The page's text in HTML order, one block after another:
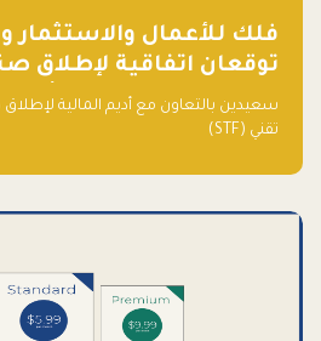
فلك للأعمال والاستثمار و
توقعان اتفاقية لإطلاق
جريء تقني (STF) - مشغل من قبل فـلك
سعيدين بالتعاون مع أديم المالية
تقني (STF)